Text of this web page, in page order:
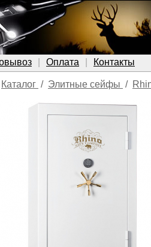
Оплата Контакты
Каталог / Элитные сейфы /